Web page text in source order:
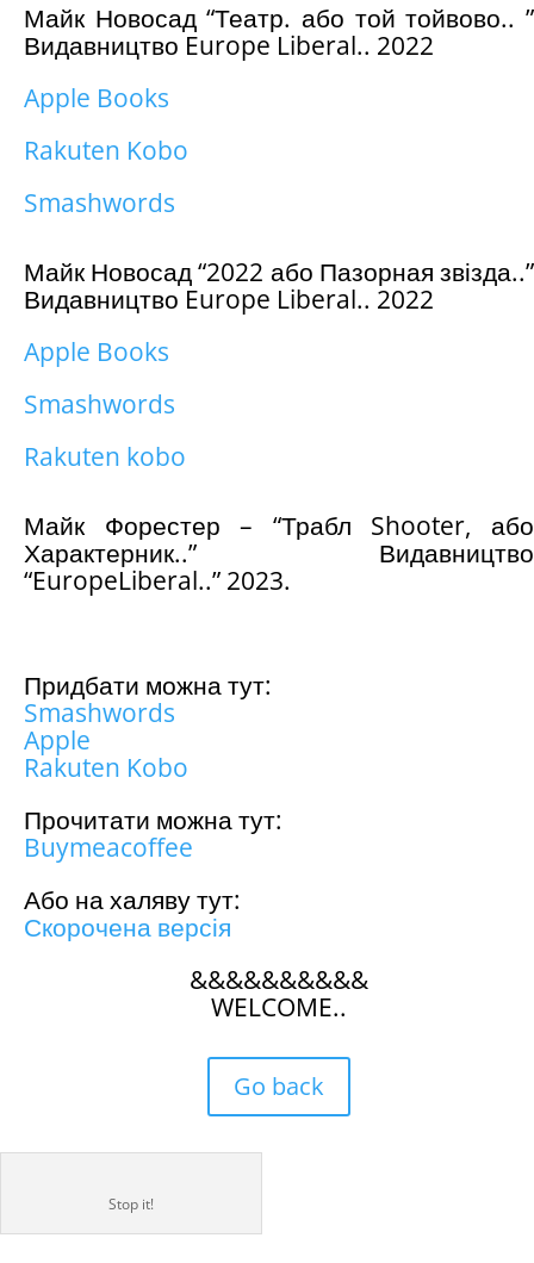
Майк Новосад “Театр. або той тойвово.. ”
Видавництво Europe Liberal.. 2022
Apple Books
Rakuten Kobo
Smashwords
Майк Новосад “2022 або Пазорная звізда..”
Видавництво Europe Liberal.. 2022
Apple Books
Smashwords
Rakuten kobo
Майк Форестер – “Трабл Shooter, або
Характерник..” Видавництво
“EuropeLiberal..” 2023.
Придбати можна тут:
Smashwords
Apple
Rakuten Kobo
Прочитати можна тут:
Buymeacoffee
Або на халяву тут:
Скорочена версія
&&&&&&&&&&
WELCOME..
Go back
Stop it!